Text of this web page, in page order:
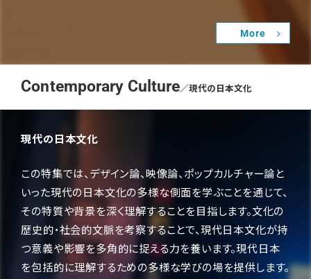
More
Contemporary Culture／現代の日本文化
現代の日本文化
この特集では、デザイン論、映像論、ポップカルチャー論と
いった現代の日本文化の多様な側面を学ぶことを通じて、
その特質や背景を深く理解することを目指します。文化の
歴史的・社会的文脈を考察することで、現代日本文化が持
つ意義や影響を多角的に捉える力を養います。現代日本
を包括的に理解するための多様な学びの場を提供します。